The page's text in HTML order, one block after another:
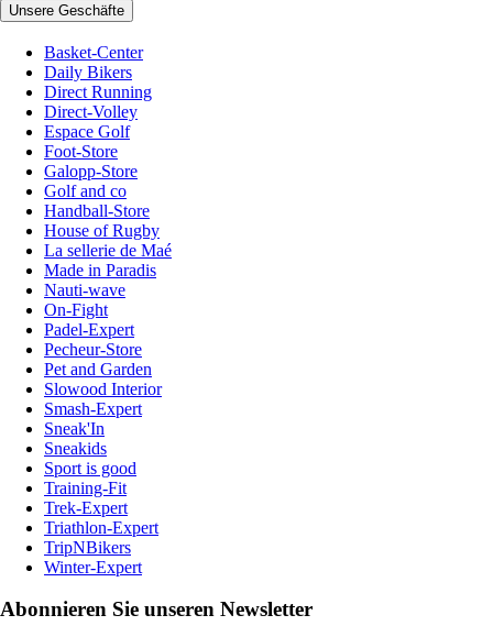
Unsere Geschäfte
Basket-Center
Daily Bikers
Direct Running
Direct-Volley
Espace Golf
Foot-Store
Galopp-Store
Golf and co
Handball-Store
House of Rugby
La sellerie de Maé
Made in Paradis
Nauti-wave
On-Fight
Padel-Expert
Pecheur-Store
Pet and Garden
Slowood Interior
Smash-Expert
Sneak'In
Sneakids
Sport is good
Training-Fit
Trek-Expert
Triathlon-Expert
TripNBikers
Winter-Expert
Abonnieren Sie unseren Newsletter